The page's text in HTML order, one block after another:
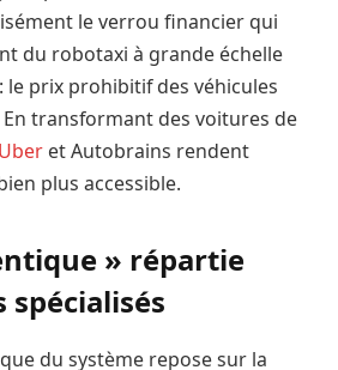
le verrou financier qui
du robotaxi à grande échelle
le prix prohibitif des véhicules
transformant des voitures de
Uber et Autobrains rendent
plus accessible.
» répartie
du système repose sur la